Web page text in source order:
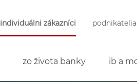
individuálni zákazníci podnikatelia
zo života banky ib a